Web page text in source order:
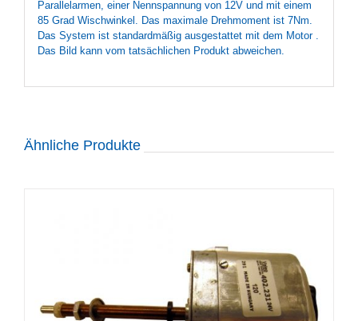
Parallelarmen, einer Nennspannung von 12V und mit einem
85 Grad Wischwinkel. Das maximale Drehmoment ist 7Nm.
Das System ist standardmäßig ausgestattet mit dem Motor .
Das Bild kann vom tatsächlichen Produkt abweichen.
Ähnliche Produkte